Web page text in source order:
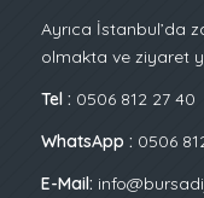
Ayrıca İstanbul’da
olmakta ve ziyaret
Tel : 0506 812 27 40
WhatsApp : 0506
E-Mail: